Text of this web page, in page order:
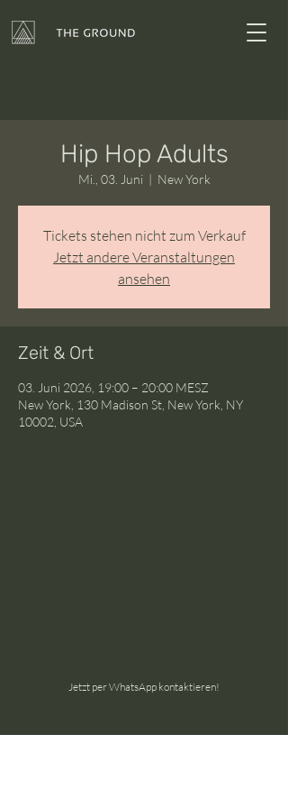
Hip Hop Adults
Mi., 03. Juni
  |
New York
Tickets stehen nicht zum Verkauf
Jetzt andere Veranstaltungen
ansehen
Zeit & Ort
03. Juni 2026, 19:00 – 20:00 MESZ
New York, 130 Madison St, New York, NY
10002, USA
Jetzt per WhatsApp kontaktieren!